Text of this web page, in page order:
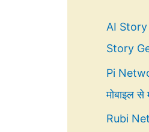
AI
Story
Pi
मोबाइल से
Rubi